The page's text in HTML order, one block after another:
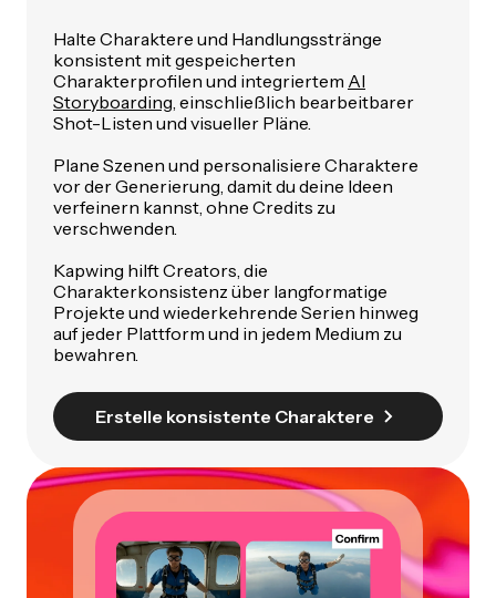
Halte Charaktere und Handlungsstränge
konsistent mit gespeicherten
Charakterprofilen und integriertem AI
Storyboarding, einschließlich bearbeitbarer
Shot-Listen und visueller Pläne.
Plane Szenen und personalisiere Charaktere
vor der Generierung, damit du deine Ideen
verfeinern kannst, ohne Credits zu
verschwenden.
Kapwing hilft Creators, die
Charakterkonsistenz über langformatige
Projekte und wiederkehrende Serien hinweg
auf jeder Plattform und in jedem Medium zu
bewahren.
Erstelle konsistente Charaktere